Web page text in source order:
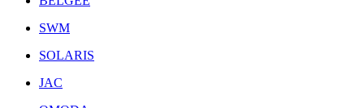
SWM
SOLARIS
JAC